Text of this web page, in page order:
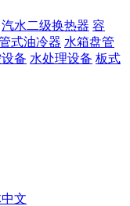
汽水二级换热器 容
式油冷器 水箱盘管
备 水处理设备 板式
文